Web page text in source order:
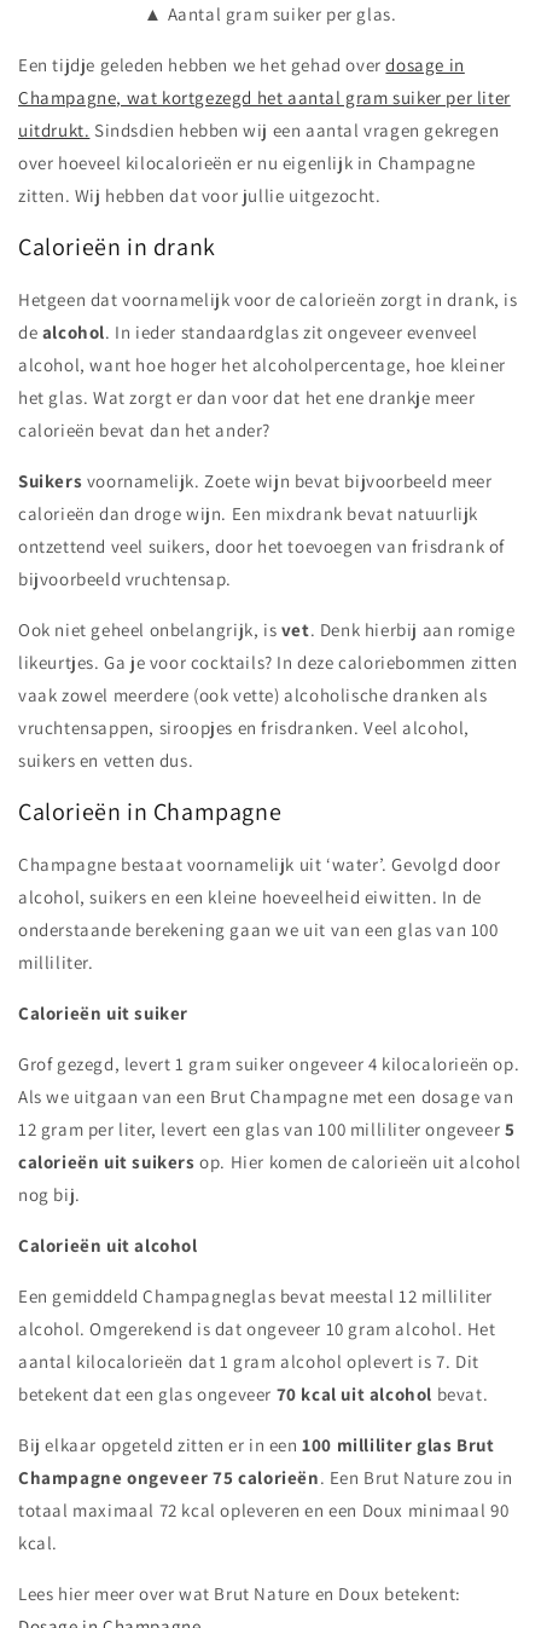
▲ Aantal gram suiker per glas.
Een tijdje geleden hebben we het gehad overdosage in
Champagne, wat kortgezegd het aantal gram suiker per liter
uitdrukt. Sindsdien hebben wij een aantal vragen gekregen
over hoeveel kilocalorieën er nu eigenlijk in Champagne
zitten. Wij hebben dat voor jullie uitgezocht.
Calorieën in drank
Hetgeen dat voornamelijk voor de calorieën zorgt in drank, is
de alcohol. In ieder standaardglas zit ongeveer evenveel
alcohol, want hoe hoger het alcoholpercentage, hoe kleiner
het glas. Wat zorgt er dan voor dat het ene drankje meer
calorieën bevat dan het ander?
Suikers voornamelijk. Zoete wijn bevat bijvoorbeeld meer
calorieën dan droge wijn. Een mixdrank bevat natuurlijk
ontzettend veel suikers, door het toevoegen van frisdrank of
bijvoorbeeld vruchtensap.
Ook niet geheel onbelangrijk, is vet. Denk hierbij aan romige
likeurtjes. Ga je voor cocktails? In deze caloriebommen zitten
vaak zowel meerdere (ook vette) alcoholische dranken als
vruchtensappen, siroopjes en frisdranken. Veel alcohol,
suikers en vetten dus.
Calorieën in Champagne
Champagne bestaat voornamelijk uit ‘water’. Gevolgd door
alcohol, suikers en een kleine hoeveelheid eiwitten. In de
onderstaande berekening gaan we uit van een glas van 100
milliliter.
Calorieën uit suiker
Grof gezegd, levert 1 gram suiker ongeveer 4 kilocalorieën op.
Als we uitgaan van een Brut Champagne met een dosage van
12 gram per liter, levert een glas van 100 milliliter ongeveer 5
calorieën uit suikers op. Hier komen de calorieën uit alcohol
nog bij.
Calorieën uit alcohol
Een gemiddeld Champagneglas bevat meestal 12 milliliter
alcohol. Omgerekend is dat ongeveer 10 gram alcohol. Het
aantal kilocalorieën dat 1 gram alcohol oplevert is 7. Dit
betekent dat een glas ongeveer 70 kcal uit alcohol bevat.
Bij elkaar opgeteld zitten er in een100 milliliter glas Brut
Champagne ongeveer 75 calorieën. Een Brut Nature zou in
totaal maximaal 72 kcal opleveren en een Doux minimaal 90
kcal.
Lees hier meer over wat Brut Nature en Doux betekent: